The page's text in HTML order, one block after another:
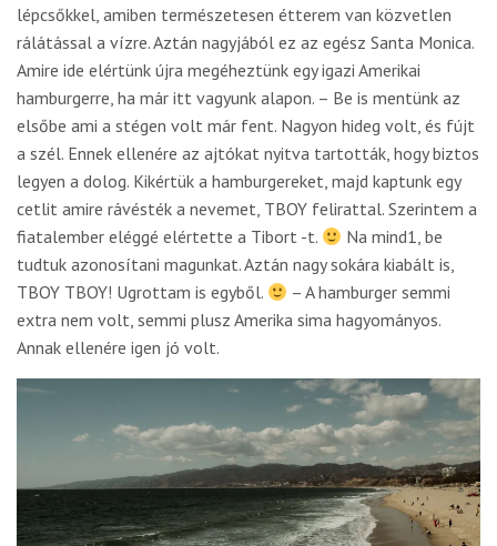
lépcsőkkel, amiben természetesen étterem van közvetlen
rálátással a vízre. Aztán nagyjából ez az egész Santa Monica.
Amire ide elértünk újra megéheztünk egy igazi Amerikai
hamburgerre, ha már itt vagyunk alapon. – Be is mentünk az
elsőbe ami a stégen volt már fent. Nagyon hideg volt, és fújt
a szél. Ennek ellenére az ajtókat nyitva tartották, hogy biztos
legyen a dolog. Kikértük a hamburgereket, majd kaptunk egy
cetlit amire rávésték a nevemet, TBOY felirattal. Szerintem a
fiatalember eléggé elértette a Tibort -t.
Na mind1, be
tudtuk azonosítani magunkat. Aztán nagy sokára kiabált is,
TBOY TBOY! Ugrottam is egyből.
– A hamburger semmi
extra nem volt, semmi plusz Amerika sima hagyományos.
Annak ellenére igen jó volt.